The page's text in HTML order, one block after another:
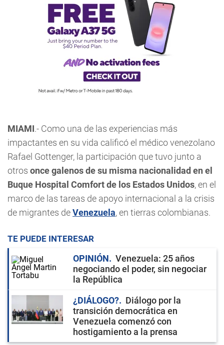
MIAMI.- Como una de las experiencias más
impactantes en su vida calificó el médico venezolano
Rafael Gottenger, la participación que tuvo junto a
otros once galenos de su misma nacionalidad en el
Buque Hospital Comfort de los Estados Unidos, en el
marco de las tareas de apoyo internacional a la crisis
de migrantes deVenezuela, en tierras colombianas.
TE PUEDE INTERESAR
OPINIÓN
Venezuela: 25 años
negociando el poder, sin negociar
la República
¿DIÁLOGO?
Diálogo por la
transición democrática en
Venezuela comenzó con
hostigamiento a la prensa